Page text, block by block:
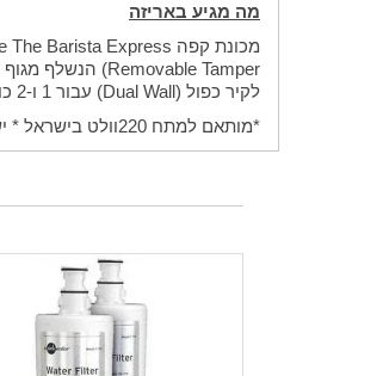
מה מגיע באריזה
לקיר כפול (Dual Wall) עבור 1 ו-2 כוסות, ערכת ניקוי ראשונית ומדריך למשתמש.
*מותאם למתח 220וולט בישראל * יש צורך בפלאג מתאם לשקע ישראל